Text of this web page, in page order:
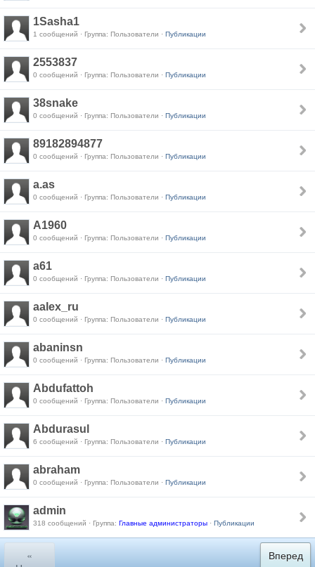
1Sasha1
1 сообщений · Группа: Пользователи · Публикации
2553837
0 сообщений · Группа: Пользователи · Публикации
38snake
0 сообщений · Группа: Пользователи · Публикации
89182894877
0 сообщений · Группа: Пользователи · Публикации
a.as
0 сообщений · Группа: Пользователи · Публикации
A1960
0 сообщений · Группа: Пользователи · Публикации
a61
0 сообщений · Группа: Пользователи · Публикации
aalex_ru
0 сообщений · Группа: Пользователи · Публикации
abaninsn
0 сообщений · Группа: Пользователи · Публикации
Abdufattoh
0 сообщений · Группа: Пользователи · Публикации
Abdurasul
6 сообщений · Группа: Пользователи · Публикации
abraham
0 сообщений · Группа: Пользователи · Публикации
admin
318 сообщений · Группа: Главные администраторы · Публикации
«
Вперед